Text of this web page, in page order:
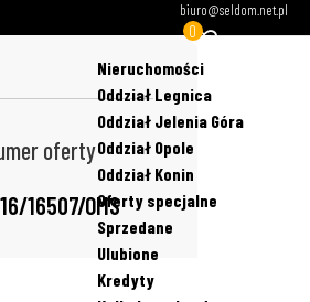
biuro@seldom.net.pl
0
Nieruchomości
Oddział Legnica
Oddział Jelenia Góra
Oddział Opole
Oddział Konin
Oferty specjalne
Sprzedane
Ulubione
Kredyty
oferty
16507/OMS